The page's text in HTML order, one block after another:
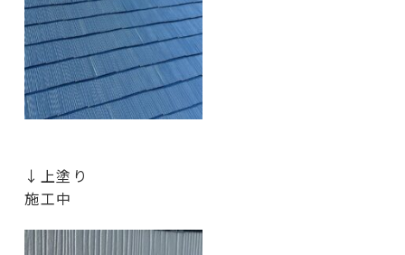
↓上塗り
施工中